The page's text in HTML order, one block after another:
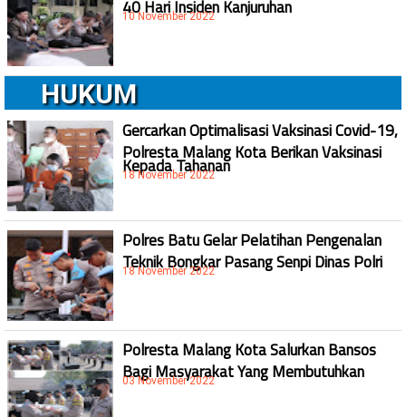
10 November 2022
HUKUM
Gercarkan Optimalisasi Vaksinasi Covid-19,
Polresta Malang Kota Berikan Vaksinasi
Kepada Tahanan
18 November 2022
Polres Batu Gelar Pelatihan Pengenalan
Teknik Bongkar Pasang Senpi Dinas Polri
18 November 2022
Polresta Malang Kota Salurkan Bansos
Bagi Masyarakat Yang Membutuhkan
03 November 2022